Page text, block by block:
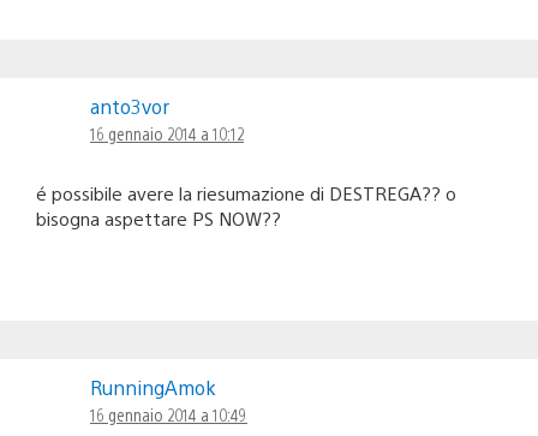
anto3vor
16 gennaio 2014 a 10:12
é possibile avere la riesumazione di DESTREGA?? o
bisogna aspettare PS NOW??
RunningAmok
16 gennaio 2014 a 10:49